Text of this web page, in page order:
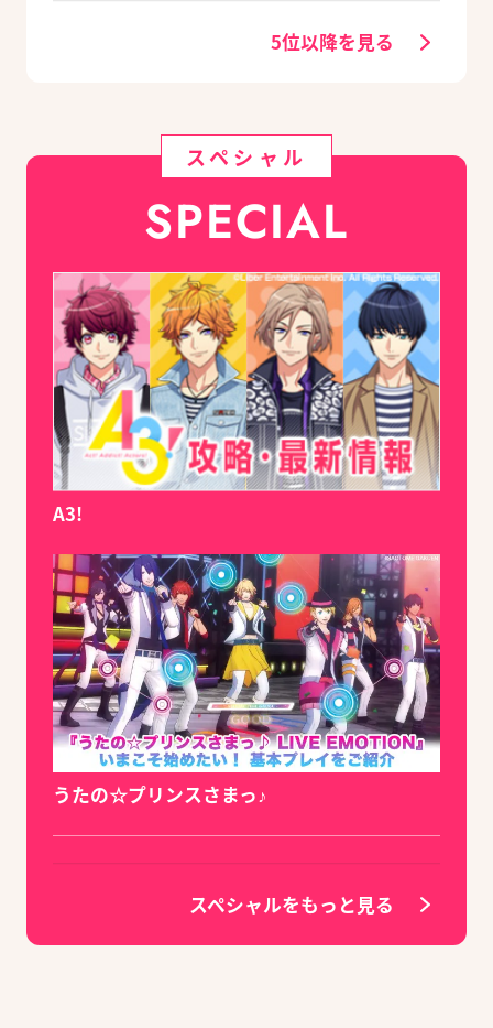
5位以降を見る
スペシャル
SPECIAL
A3!
うたの☆プリンスさまっ♪
スペシャルをもっと見る